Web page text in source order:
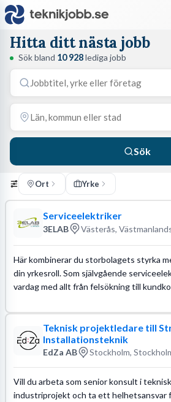
Hitta ditt nästa jobb
Sök bland 10 928lediga jobb
Sök
Ort Yrke
Serviceelektriker
3ELAB Västerås,
Här kombinerar du storbolagets styrka
din yrkesroll. Som självgående
vardag med allt från felsökning till
Teknisk projektledare till
Installationsteknik
EdZa AB Stockholm,
Vill du arbeta som senior konsult i
industriprojekt och ta ett helhetsansvar